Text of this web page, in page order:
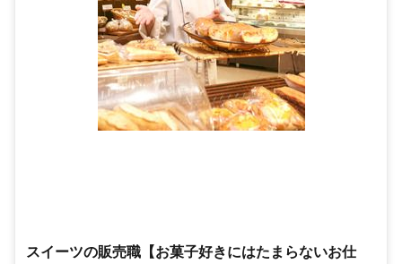
スイーツの販売職【お菓子好きにはたまらないお仕